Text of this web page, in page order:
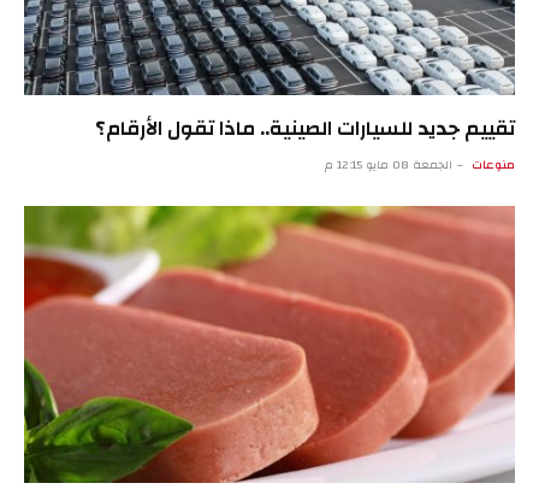
تقييم جديد للسيارات الصينية.. ماذا تقول الأرقام؟
منوعات الجمعة 08 مايو 12:15 م